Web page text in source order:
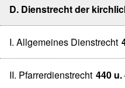
D. Dienstrecht der
I. Allgemeines Dienstrecht
II. Pfarrerdienstrecht 440 u.